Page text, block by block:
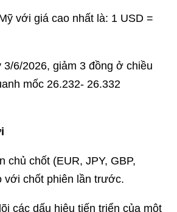
với giá cao nhất là: 1 USD =
6/2026, giảm 3 đồng ở chiều
mốc 26.232- 26.332
chủ chốt (EUR, JPY, GBP,
với chốt phiên lần trước.
các dấu hiệu tiến triển của một